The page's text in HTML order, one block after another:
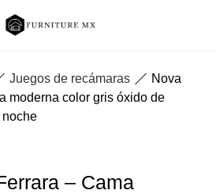
Juegos de recámaras
Nova
moderna color gris óxido de
– Cama